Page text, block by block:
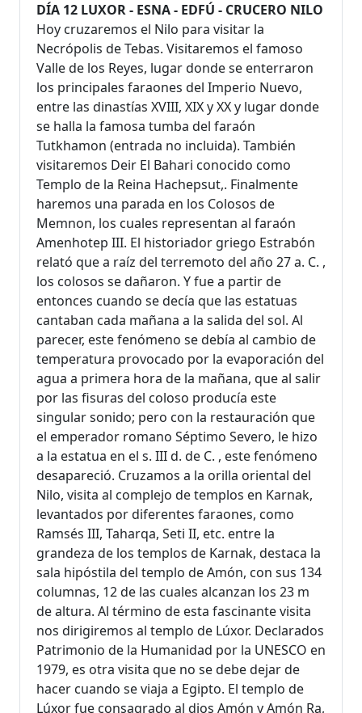
DÍA 12 LUXOR - ESNA - EDFÚ - CRUCERO NILO
Hoy cruzaremos el Nilo para visitar la
Necrópolis de Tebas. Visitaremos el famoso
Valle de los Reyes, lugar donde se enterraron
los principales faraones del Imperio Nuevo,
entre las dinastías XVIII, XIX y XX y lugar donde
se halla la famosa tumba del faraón
Tutkhamon (entrada no incluida). También
visitaremos Deir El Bahari conocido como
Templo de la Reina Hachepsut,. Finalmente
haremos una parada en los Colosos de
Memnon, los cuales representan al faraón
Amenhotep III. El historiador griego Estrabón
relató que a raíz del terremoto del año 27 a. C. ,
los colosos se dañaron. Y fue a partir de
entonces cuando se decía que las estatuas
cantaban cada mañana a la salida del sol. Al
parecer, este fenómeno se debía al cambio de
temperatura provocado por la evaporación del
agua a primera hora de la mañana, que al salir
por las fisuras del coloso producía este
singular sonido; pero con la restauración que
el emperador romano Séptimo Severo, le hizo
a la estatua en el s. III d. de C. , este fenómeno
desapareció. Cruzamos a la orilla oriental del
Nilo, visita al complejo de templos en Karnak,
levantados por diferentes faraones, como
Ramsés III, Taharqa, Seti II, etc. entre la
grandeza de los templos de Karnak, destaca la
sala hipóstila del templo de Amón, con sus 134
columnas, 12 de las cuales alcanzan los 23 m
de altura. Al término de esta fascinante visita
nos dirigiremos al templo de Lúxor. Declarados
Patrimonio de la Humanidad por la UNESCO en
1979, es otra visita que no se debe dejar de
hacer cuando se viaja a Egipto. El templo de
Lúxor fue consagrado al dios Amón y Amón Ra,